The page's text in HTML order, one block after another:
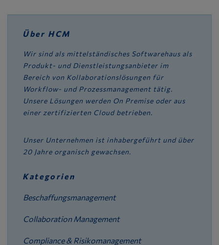
Über HCM
Wir sind als mittelständisches Softwarehaus als
Produkt- und Dienstleistungsanbieter im
Bereich von Kollaborationslösungen für
Workflow- und Prozessmanagement tätig.
Unsere Lösungen werden On Premise oder aus
einer zertifizierten Cloud betrieben.
Unser Unternehmen ist inhabergeführt und über
20 Jahre organisch gewachsen.
Kategorien
Beschaffungsmanagement
Collaboration Management
Compliance & Risikomanagement